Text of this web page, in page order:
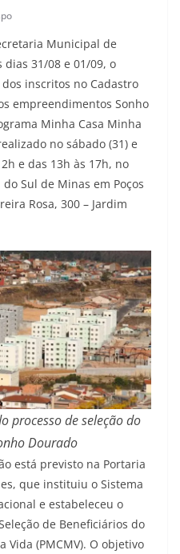
Municipal de
dias 31/08 e 01/09, o
inscritos no Cadastro
empreendimentos Sonho
Minha Casa Minha
no sábado (31) e
e das 13h às 17h, no
Sul de Minas em Poços
Rosa, 300 – Jardim
processo de seleção do
Dourado
está previsto na Portaria
que instituiu o Sistema
e estabeleceu o
de Beneficiários do
Vida (PMCMV). O objetivo